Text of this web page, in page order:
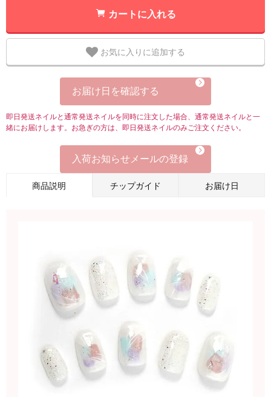
カートに入れる
お気に入りに追加する
お届け日を確認する
即日発送ネイルと通常発送ネイルを同時に注文した場合、通常発送ネイルと一
緒にお届けします。お急ぎの方は、即日発送ネイルのみご注文ください。
入荷お知らせメールの登録
商品説明 チップガイド お届け日